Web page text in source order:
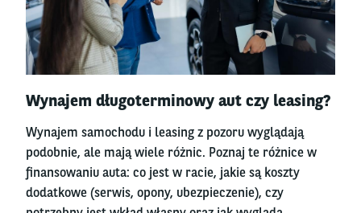
column
Wynajem długoterminowy aut czy leasing?
Wynajem samochodu i leasing z pozoru wyglądają
podobnie, ale mają wiele różnic. Poznaj te różnice w
finansowaniu auta: co jest w racie, jakie są koszty
dodatkowe (serwis, opony, ubezpieczenie), czy